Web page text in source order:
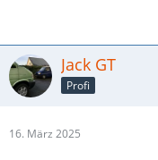
Jack GT
Profi
16. März 2025